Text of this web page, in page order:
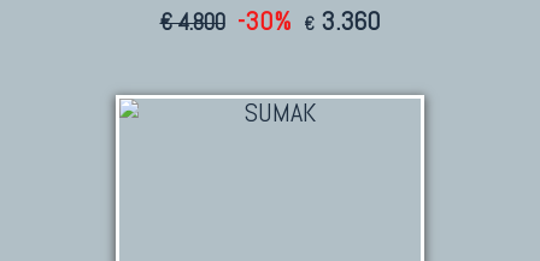
€ 4.800 -30% € 3.360